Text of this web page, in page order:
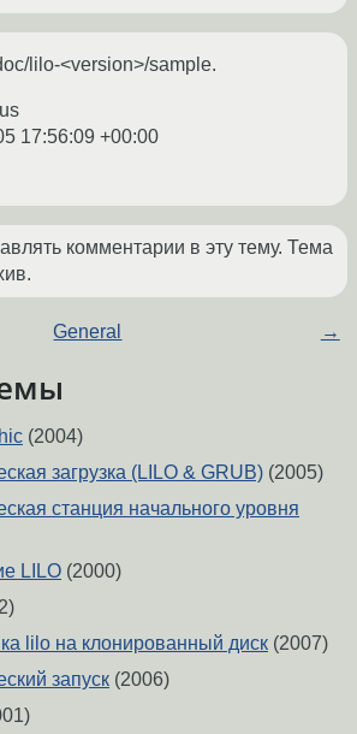
lilo-<version>/sample.
17:56:09 +00:00
комментарии в эту тему. Тема
General →
(2004)
загрузка (LILO & GRUB) (2005)
станция начального уровня
LILO (2000)
lilo на клонированный диск (2007)
запуск (2006)